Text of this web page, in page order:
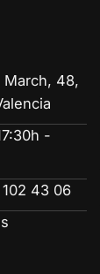
March, 48,
-
43 06